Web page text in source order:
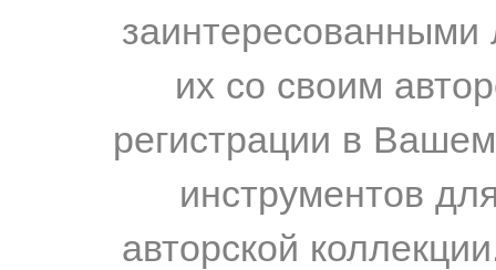
их со своим
регистрации в
инструментов
авторской